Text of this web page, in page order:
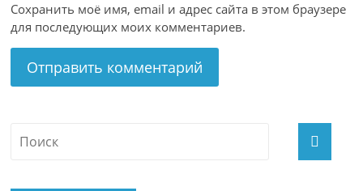
Сохранить моё имя, email и адрес сайта в этом браузере
для последующих моих комментариев.